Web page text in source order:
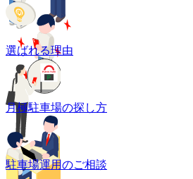
選ばれる理由
月極駐車場の探し方
駐車場運用のご相談